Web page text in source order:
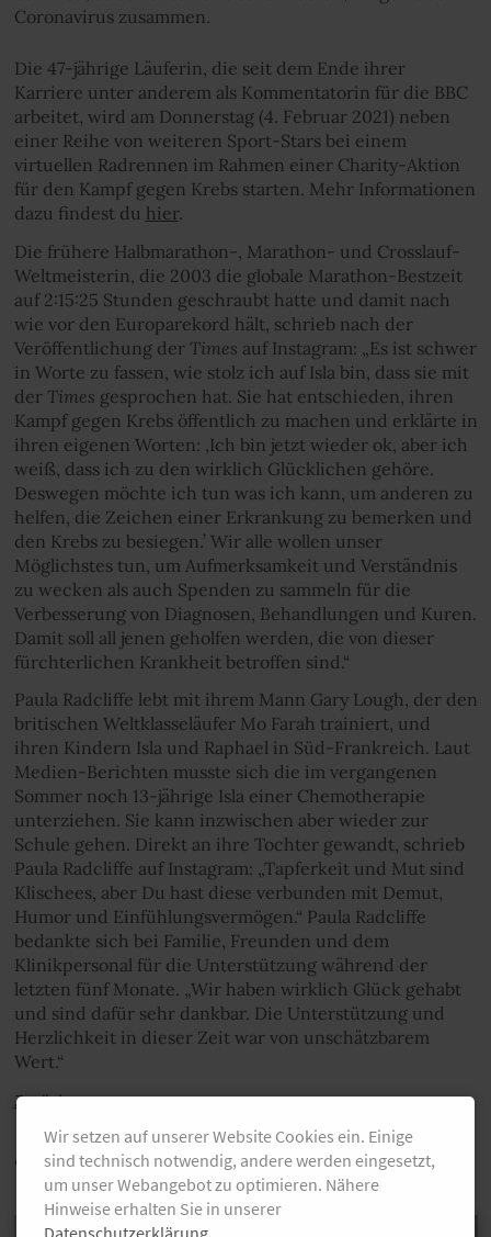
Coronavirus zusammen.
Die 47-jährige Läuferin, die seit dem Ende ihrer
Karriere unter anderem als Kommentatorin für die BBC
arbeitet, wird am Donnerstag (4. Februar 2021) neben
einer Reihe von weiteren Sport-Stars bei einem
virtuellen Radrennen im Rahmen einer Charity-Aktion
für den Kampf gegen Krebs starten. Mehr Informationen
dazu findest du hier.
Die frühere Halbmarathon-, Marathon- und Crosslauf-
Weltmeisterin, die 2003 die globale Marathon-Bestzeit
auf 2:15:25 Stunden geschraubt hatte und damit nach
wie vor den Europarekord hält, schrieb nach der
Veröffentlichung der Times auf Instagram: „Es ist schwer
in Worte zu fassen, wie stolz ich auf Isla bin, dass sie mit
der Times gesprochen hat. Sie hat entschieden, ihren
Kampf gegen Krebs öffentlich zu machen und erklärte in
ihren eigenen Worten: ,Ich bin jetzt wieder ok, aber ich
weiß, dass ich zu den wirklich Glücklichen gehöre.
Deswegen möchte ich tun was ich kann, um anderen zu
helfen, die Zeichen einer Erkrankung zu bemerken und
den Krebs zu besiegen.’ Wir alle wollen unser
Möglichstes tun, um Aufmerksamkeit und Verständnis
zu wecken als auch Spenden zu sammeln für die
Verbesserung von Diagnosen, Behandlungen und Kuren.
Damit soll all jenen geholfen werden, die von dieser
fürchterlichen Krankheit betroffen sind.“
Paula Radcliffe lebt mit ihrem Mann Gary Lough, der den
britischen Weltklasseläufer Mo Farah trainiert, und
ihren Kindern Isla und Raphael in Süd-Frankreich. Laut
Medien-Berichten musste sich die im vergangenen
Sommer noch 13-jährige Isla einer Chemotherapie
unterziehen. Sie kann inzwischen aber wieder zur
Schule gehen. Direkt an ihre Tochter gewandt, schrieb
Paula Radcliffe auf Instagram: „Tapferkeit und Mut sind
Klischees, aber Du hast diese verbunden mit Demut,
Humor und Einfühlungsvermögen.“ Paula Radcliffe
bedankte sich bei Familie, Freunden und dem
Klinikpersonal für die Unterstützung während der
letzten fünf Monate. „Wir haben wirklich Glück gehabt
und sind dafür sehr dankbar. Die Unterstützung und
Herzlichkeit in dieser Zeit war von unschätzbarem
Wert.“
Zurück
auch Interessant
Wir setzen auf unserer Website Cookies ein. Einige
sind technisch notwendig, andere werden eingesetzt,
um unser Webangebot zu optimieren. Nähere
Hinweise erhalten Sie in unserer
Datenschutzerklärung